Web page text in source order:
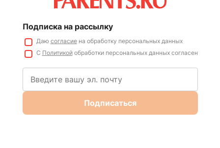
Подписка на рассылку
Даю согласиена обработку персональных данных
С Политикойобработки персональных данных согласен
Подписаться